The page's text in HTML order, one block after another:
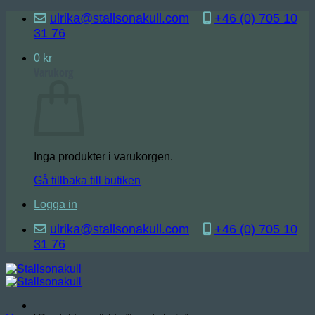
Skip
content
ulrika@stallsonakull.com
+46 (0) 705 10
31 76
0 kr
Inga produkter i varukorgen.
Gå tillbaka till butiken
Logga in
ulrika@stallsonakull.com
+46 (0) 705 10
31 76